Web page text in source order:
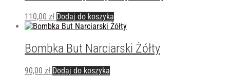
110,00 zł Dodaj do koszyka
Bombka But Narciarski Żółty
90,00 zł Dodaj do koszyka